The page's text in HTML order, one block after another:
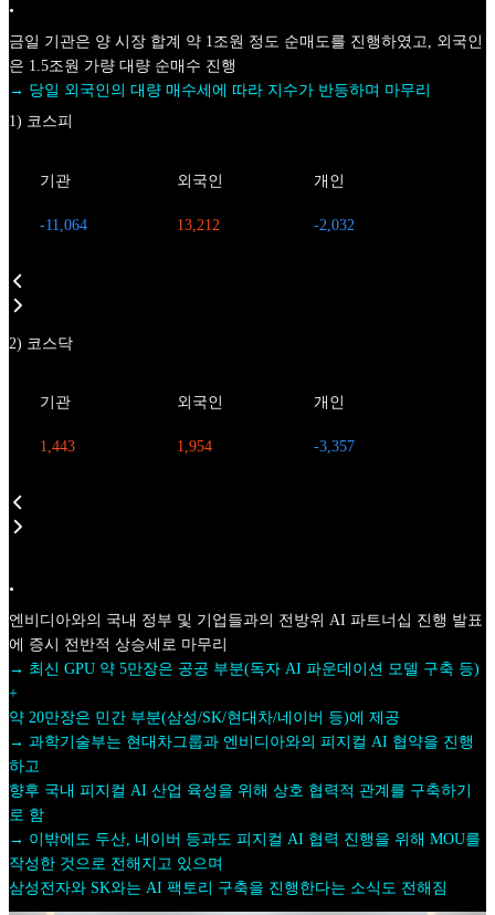
•
금일 기관은 양 시장 합계 약 1조원 정도 순매도를 진행하였고, 외국인
은 1.5조원 가량 대량 순매수 진행
→ 당일 외국인의 대량 매수세에 따라 지수가 반등하며 마무리
1) 코스피
기관 외국인 개인
-11,064 13,212 -2,032
2) 코스닥
기관 외국인 개인
1,443 1,954 -3,357
•
엔비디아와의 국내 정부 및 기업들과의 전방위 AI 파트너십 진행 발표
에 증시 전반적 상승세로 마무리
→ 최신 GPU 약 5만장은 공공 부분(독자 AI 파운데이션 모델 구축 등)
+
약 20만장은 민간 부분(삼성/SK/현대차/네이버 등)에 제공
→ 과학기술부는 현대차그룹과 엔비디아와의 피지컬 AI 협약을 진행
하고
향후 국내 피지컬 AI 산업 육성을 위해 상호 협력적 관계를 구축하기
로 함
→ 이밖에도 두산, 네이버 등과도 피지컬 AI 협력 진행을 위해 MOU를
작성한 것으로 전해지고 있으며
삼성전자와 SK와는 AI 팩토리 구축을 진행한다는 소식도 전해짐